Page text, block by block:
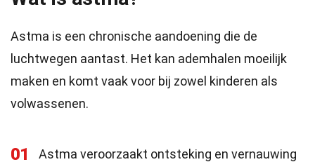
Astma is een chronische aandoening die de
luchtwegen aantast. Het kan ademhalen moeilijk
maken en komt vaak voor bij zowel kinderen als
volwassenen.
01
Astma veroorzaakt ontsteking en vernauwing